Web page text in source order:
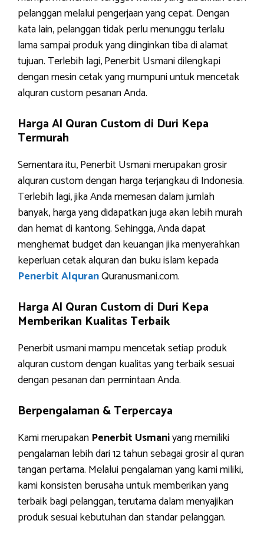
pelanggan melalui pengerjaan yang cepat. Dengan
kata lain, pelanggan tidak perlu menunggu terlalu
lama sampai produk yang diinginkan tiba di alamat
tujuan. Terlebih lagi, Penerbit Usmani dilengkapi
dengan mesin cetak yang mumpuni untuk mencetak
alquran custom pesanan Anda.
Harga Al Quran Custom di Duri Kepa
Termurah
Sementara itu, Penerbit Usmani merupakan grosir
alquran custom dengan harga terjangkau di Indonesia.
Terlebih lagi, jika Anda memesan dalam jumlah
banyak, harga yang didapatkan juga akan lebih murah
dan hemat di kantong. Sehingga, Anda dapat
menghemat budget dan keuangan jika menyerahkan
keperluan cetak alquran dan buku islam kepada
Penerbit AlquranQuranusmani.com.
Harga Al Quran Custom di Duri Kepa
Memberikan Kualitas Terbaik
Penerbit usmani mampu mencetak setiap produk
alquran custom dengan kualitas yang terbaik sesuai
dengan pesanan dan permintaan Anda.
Berpengalaman & Terpercaya
Kami merupakan Penerbit Usmaniyang memiliki
pengalaman lebih dari 12 tahun sebagai grosir al quran
tangan pertama. Melalui pengalaman yang kami miliki,
kami konsisten berusaha untuk memberikan yang
terbaik bagi pelanggan, terutama dalam menyajikan
produk sesuai kebutuhan dan standar pelanggan.